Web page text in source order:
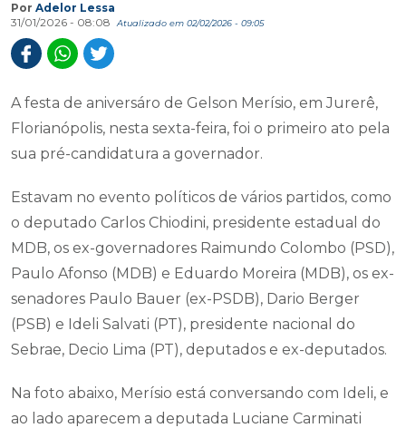
Por Adelor Lessa
31/01/2026 - 08:08
Atualizado em 02/02/2026 - 09:05
A festa de aniversáro de Gelson Merísio, em Jurerê,
Florianópolis, nesta sexta-feira, foi o primeiro ato pela
sua pré-candidatura a governador.
Estavam no evento políticos de vários partidos, como
o deputado Carlos Chiodini, presidente estadual do
MDB, os ex-governadores Raimundo Colombo (PSD),
Paulo Afonso (MDB) e Eduardo Moreira (MDB), os ex-
senadores Paulo Bauer (ex-PSDB), Dario Berger
(PSB) e Ideli Salvati (PT), presidente nacional do
Sebrae, Decio Lima (PT), deputados e ex-deputados.
Na foto abaixo, Merísio está conversando com Ideli, e
ao lado aparecem a deputada Luciane Carminati